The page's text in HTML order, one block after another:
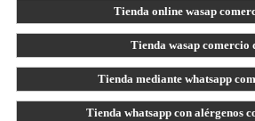
Tienda online wasap
Tienda wasap comercio
Tienda mediante whatsapp
Tienda whatsapp con alérgenos